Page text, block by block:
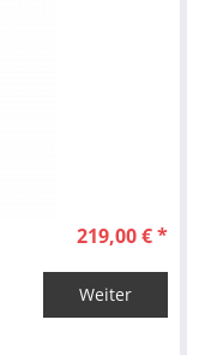
219,00 € *
Weiter